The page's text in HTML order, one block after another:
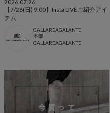
2026.07.26
【7/26(日) 9:00】Insta LIVEご紹介アイ
テム
GALLARDAGALANTE
本部
GALLARDAGALANTE